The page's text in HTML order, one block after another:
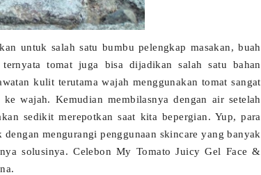
untuk salah satu bumbu pelengkap masakan, buah
tomat juga bisa dijadikan salah satu bahan
kulit terutama wajah menggunakan tomat sangat
wajah. Kemudian membilasnya dengan air setelah
sedikit merepotkan saat kita bepergian. Yup, para
mengurangi penggunaan skincare yang banyak
solusinya. Celebon My Tomato Juicy Gel Face &